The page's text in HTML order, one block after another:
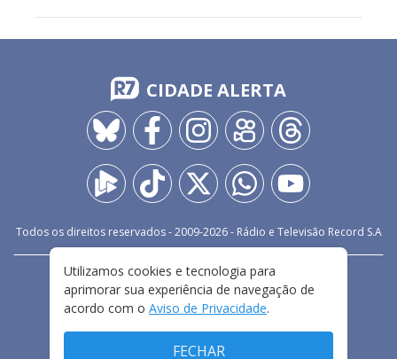
CIDADE ALERTA
Todos os direitos reservados - 2009-2026- Rádio e Televisão Record S.A
FALE CONOSCO
PRIVACIDADE
TERMOS E CONDIÇÕES DE USO
Utilizamos cookies e tecnologia para
aprimorar sua experiência de navegação de
acordo com o Aviso de Privacidade.
FECHAR